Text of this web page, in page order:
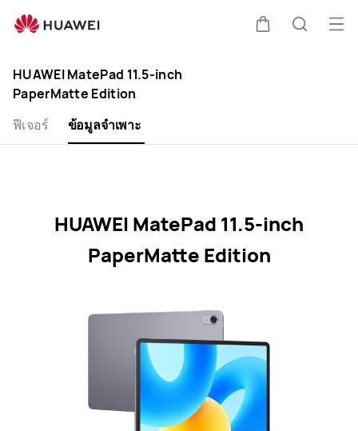
MatePad
inch
PaperMatte
Edition
Specification
เปิด
HUAWEI MatePad 11.5-inch
PaperMatte Edition
ฟีเจอร์
ข้อมูลจำเพาะ
HUAWEI MatePad 11.5-inch
PaperMatte Edition